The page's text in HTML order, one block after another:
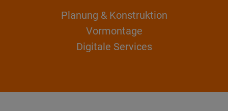
Planung & Konstruktion
Vormontage
Digitale Services